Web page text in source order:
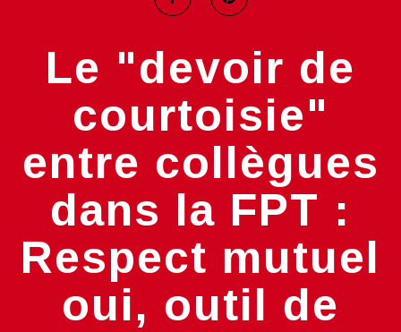
Le "devoir de
courtoisie"
entre collègues
dans la FPT :
Respect mutuel
oui, outil de